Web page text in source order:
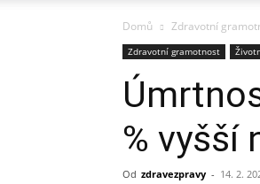
Domů Zdravotní
Zdravotní gramotnost
% vyšší
Od zdravezpravy - 14. 2.